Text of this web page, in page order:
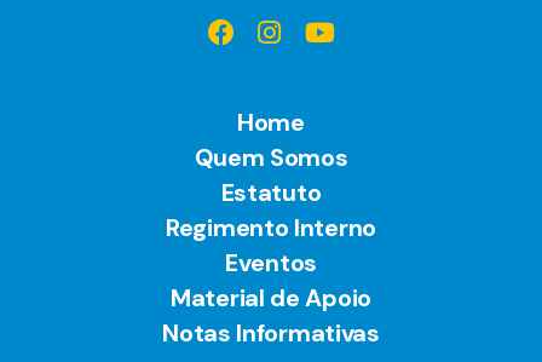
Home
Quem Somos
Estatuto
Regimento Interno
Eventos
Material de Apoio
Notas Informativas